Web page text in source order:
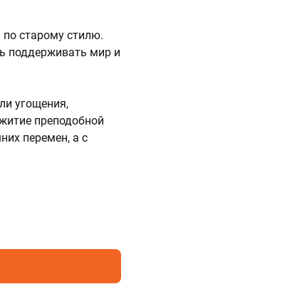
старому стилю.
поддерживать мир и
угощения,
преподобной
перемен, а с